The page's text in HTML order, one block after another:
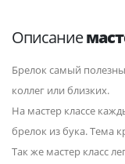
Описание
Брелок самый
коллег или близких.
На мастер классе
брелок из бука. Тема
Так же мастер класс